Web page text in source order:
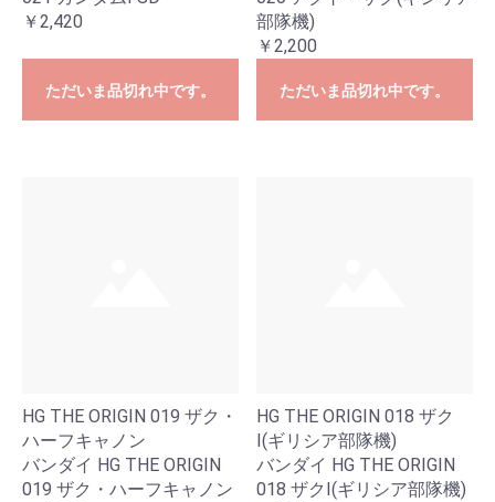
￥2,420
ただいま品切れ中です。
部隊機)
￥2,200
ただいま品切れ中です。
HG THE ORIGIN 019 ザク・
ハーフキャノン
バンダイ HG THE ORIGIN
019 ザク・ハーフキャノン
HG THE ORIGIN 018 ザク
I(ギリシア部隊機)
バンダイ HG THE ORIGIN
018 ザクI(ギリシア部隊機)